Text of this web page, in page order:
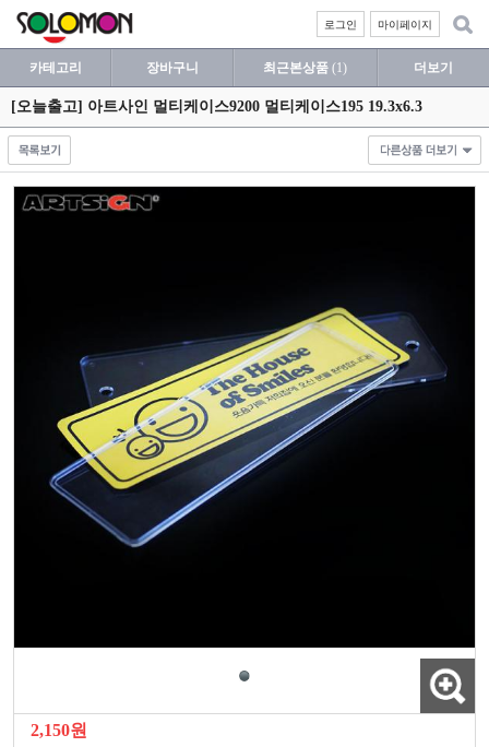
마이페이지
로그인
카테고리 장바구니 최근본상품 (1) 더보기
[오늘출고] 아트사인 멀티케이스9200 멀티케이스195 19.3x6.3
2,150원